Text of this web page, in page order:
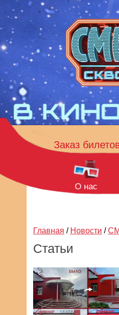
Заказ
О нас
Главная / Новости /
Статьи